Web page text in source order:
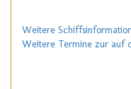
Weitere
Weitere Termine zur auf